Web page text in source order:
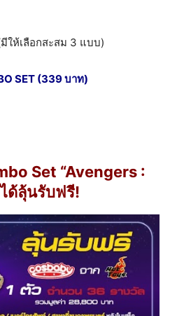
ให้เลือกสะสม 3 แบบ)
SET (339 บาท)
Set “Avengers :
ด้ลุ้นรับฟรี!